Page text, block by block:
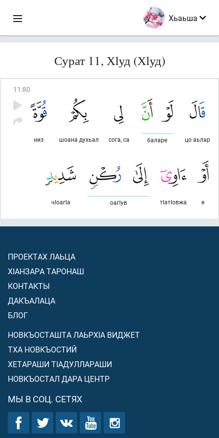
Хьаьша
Сурат 11, Хlуд (Хlуд)
11 :80
цо аьлар
баларе
сога, са
шоана духьал
низ
е
тlатlовжа
оагlув
чlоагlа
ПРОЕКТАХ ЛАЬЦА
ХIАНЗАРА ТАРОНАШ
КОНТАКТЫ
ДАКЪАЛАЦА
БЛОГ
НОВКЪОСТАШТА ЛАЬРХIА ВИДЖЕТ
ТХА НОВКЪОСТИЙ
ХЕТАРАШИ ТIАДУЛЛАРАШИ
НОВКЪОСТАЛ ДАРА ЦЕНТР
МЫ В СОЦ. СЕТЯХ